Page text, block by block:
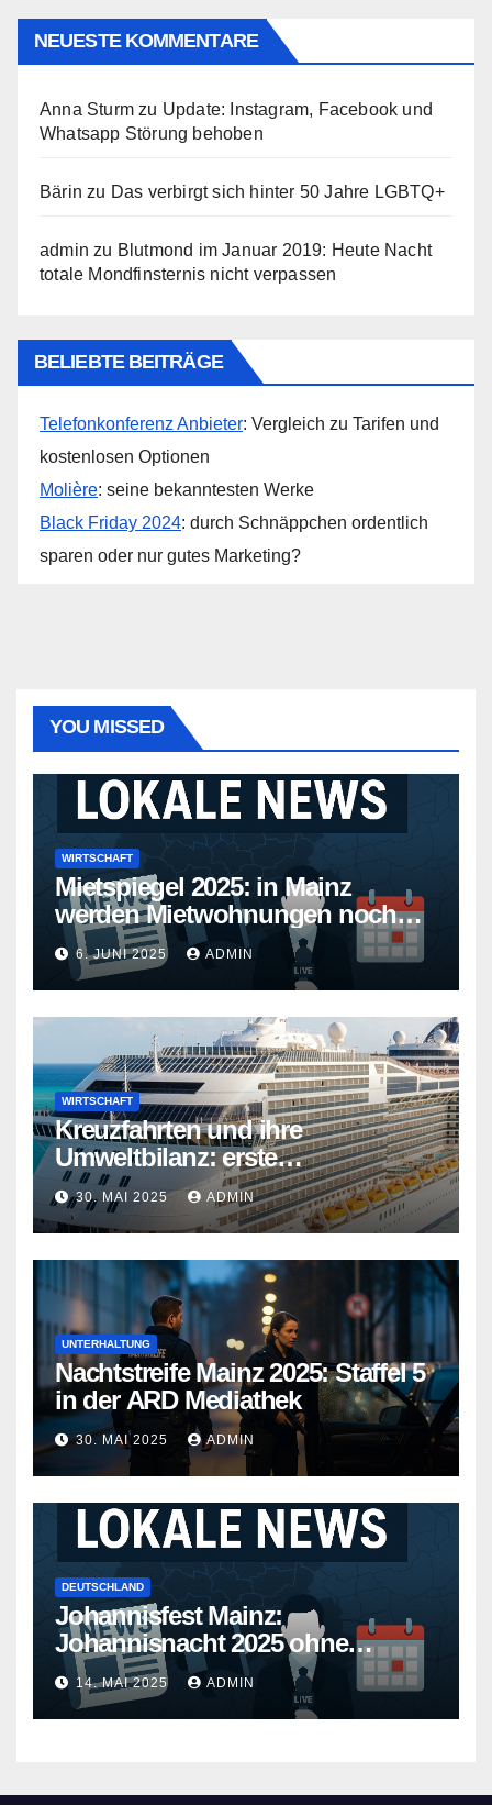
NEUESTE KOMMENTARE
Anna Sturm zu Update: Instagram, Facebook und
Whatsapp Störung behoben
Bärin zu Das verbirgt sich hinter 50 Jahre LGBTQ+
admin zu Blutmond im Januar 2019: Heute Nacht
totale Mondfinsternis nicht verpassen
BELIEBTE BEITRÄGE
Telefonkonferenz Anbieter: Vergleich zu Tarifen und
kostenlosen Optionen
Molière: seine bekanntesten Werke
Black Friday 2024: durch Schnäppchen ordentlich
sparen oder nur gutes Marketing?
YOU MISSED
WIRTSCHAFT
Mietspiegel 2025: in Mainz
werden Mietwohnungen noch
teurer
6. JUNI 2025 ADMIN
WIRTSCHAFT
Kreuzfahrten und ihre
Umweltbilanz: erste
Kreuzfahrtschiffe gehen neue
Wege
30. MAI 2025 ADMIN
UNTERHALTUNG
Nachtstreife Mainz 2025: Staffel 5
in der ARD Mediathek
30. MAI 2025 ADMIN
DEUTSCHLAND
Johannisfest Mainz:
Johannisnacht 2025 ohne
Feuerwerk
14. MAI 2025 ADMIN